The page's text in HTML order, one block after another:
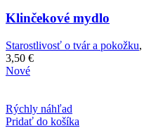
Klinčekové mydlo
Starostlivosť o tvár a pokožku,
3,50 €
Nové
Rýchly náhľad
Pridať do košíka